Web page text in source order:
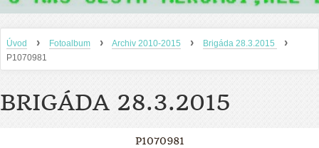
Úvod › Fotoalbum › Archiv 2010-2015 › Brigáda 28.3.2015 ›
P1070981
BRIGÁDA 28.3.2015
P1070981